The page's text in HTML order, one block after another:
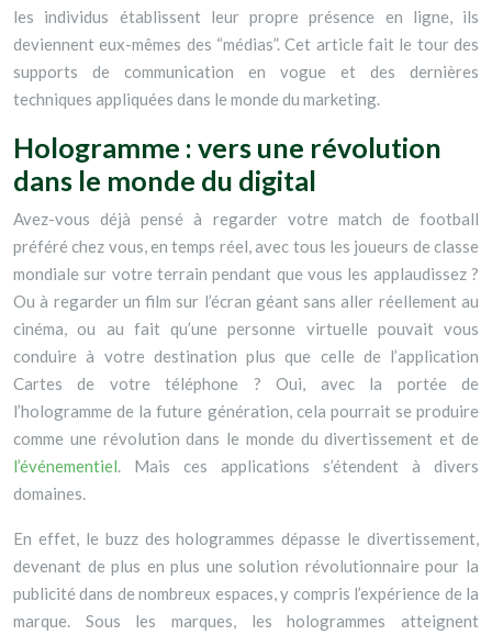
les individus établissent leur propre présence en ligne, ils
deviennent eux-mêmes des “médias”. Cet article fait le tour des
supports de communication en vogue et des dernières
techniques appliquées dans le monde du marketing.
Hologramme : vers une révolution
dans le monde du digital
Avez-vous déjà pensé à regarder votre match de football
préféré chez vous, en temps réel, avec tous les joueurs de classe
mondiale sur votre terrain pendant que vous les applaudissez ?
Ou à regarder un film sur l’écran géant sans aller réellement au
cinéma, ou au fait qu’une personne virtuelle pouvait vous
conduire à votre destination plus que celle de l’application
Cartes de votre téléphone ? Oui, avec la portée de
l’hologramme de la future génération, cela pourrait se produire
comme une révolution dans le monde du divertissement et de
l’événementiel. Mais ces applications s’étendent à divers
domaines.
En effet, le buzz des hologrammes dépasse le divertissement,
devenant de plus en plus une solution révolutionnaire pour la
publicité dans de nombreux espaces, y compris l’expérience de la
marque. Sous les marques, les hologrammes atteignent